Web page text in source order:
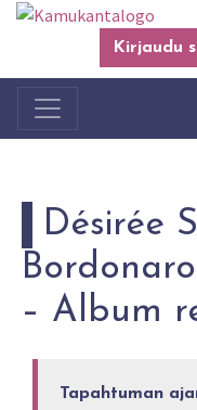
Kirjaudu
Désirée
– Album
Tapahtuman